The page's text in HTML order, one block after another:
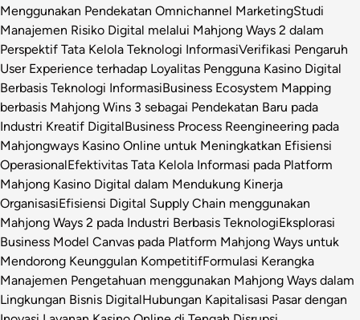
Menggunakan Pendekatan Omnichannel MarketingStudi
Manajemen Risiko Digital melalui Mahjong Ways 2 dalam
Perspektif Tata Kelola Teknologi InformasiVerifikasi Pengaruh
User Experience terhadap Loyalitas Pengguna Kasino Digital
Berbasis Teknologi InformasiBusiness Ecosystem Mapping
berbasis Mahjong Wins 3 sebagai Pendekatan Baru pada
Industri Kreatif DigitalBusiness Process Reengineering pada
Mahjongways Kasino Online untuk Meningkatkan Efisiensi
OperasionalEfektivitas Tata Kelola Informasi pada Platform
Mahjong Kasino Digital dalam Mendukung Kinerja
OrganisasiEfisiensi Digital Supply Chain menggunakan
Mahjong Ways 2 pada Industri Berbasis TeknologiEksplorasi
Business Model Canvas pada Platform Mahjong Ways untuk
Mendorong Keunggulan KompetitifFormulasi Kerangka
Manajemen Pengetahuan menggunakan Mahjong Ways dalam
Lingkungan Bisnis DigitalHubungan Kapitalisasi Pasar dengan